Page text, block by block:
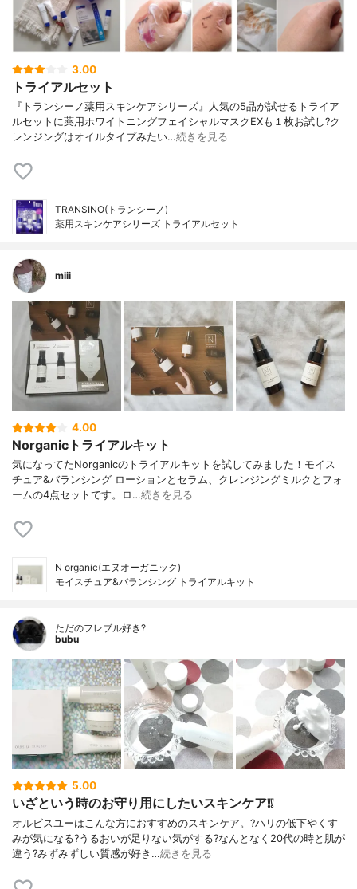
3.00
トライアルセット
『トランシーノ薬用スキンケアシリーズ』人気の5品が試せるトライア
ルセットに薬用ホワイトニングフェイシャルマスクEXも１枚お試し?ク
レンジングはオイルタイプみたい…続きを見る
TRANSINO(トランシーノ)
薬用スキンケアシリーズ トライアルセット
miii
4.00
Norganicトライアルキット
気になってたNorganicのトライアルキットを試してみました！モイス
チュア&バランシング ローションとセラム、クレンジングミルクとフォ
ームの4点セットです。ロ…続きを見る
N organic(エヌオーガニック)
モイスチュア&バランシング トライアルキット
ただのフレブル好き?
bubu
5.00
いざという時のお守り用にしたいスキンケア❕❕
オルビスユーはこんな方におすすめのスキンケア。?ハリの低下やくす
みが気になる?うるおいが足りない気がする?なんとなく20代の時と肌が
違う?みずみずしい質感が好き…続きを見る